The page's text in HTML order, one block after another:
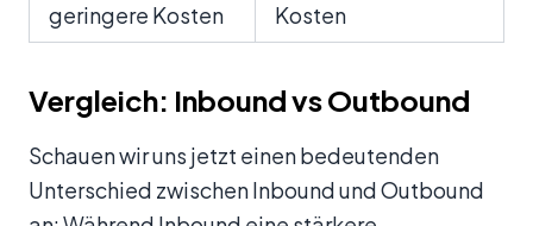
geringere Kosten Kosten
Vergleich: Inbound vs Outbound
Schauen wir uns jetzt einen bedeutenden
Unterschied zwischen Inbound und Outbound